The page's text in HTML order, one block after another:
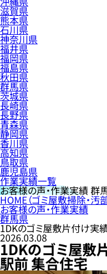
滋賀県
熊本県
石川県
神奈川県
福井県
福岡県
福島県
秋田県
群馬県
茨城県
長崎県
長野県
青森県
静岡県
香川県
高知県
鳥取県
鹿児島県
作業実績一覧
お客様の声・作業実績群
HOME（ゴミ屋敷掃除・
お客様の声・作業実績
群馬県
1DKのゴミ屋敷片付け実
2026.03.08
1DKのゴミ屋敷
駅前 集合住宅